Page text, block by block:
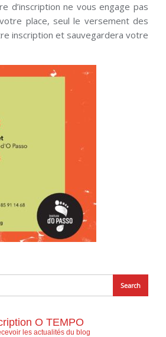
d’inscription ne vous engage pas
place, seul le versement des
inscription et sauvegardera votre
O TEMPO
les actualités du blog